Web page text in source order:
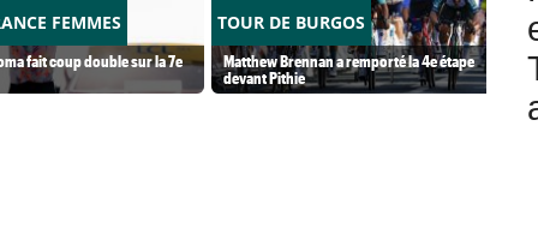
FEMMES
fait coup double sur la 7e
TOUR DE BURGOS
Matthew Brennan a remporté la 4e étape
devant Pithie